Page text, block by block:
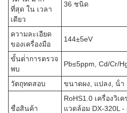
ที่สุด ใน เวลา
เดียว
36 ชนิด
ความละเอียด
ของเครื่องมือ
144±5eV
ขั้นต่ําการตรวจ
พบ
Pb≤5ppm, Cd/Cr/
วัตถุทดสอบ ขนาดผง, แปลง, น้ํา
ชื่อสินค้า
RoHS1.0 เครื่องวิเ
แวดล้อม DX-320L